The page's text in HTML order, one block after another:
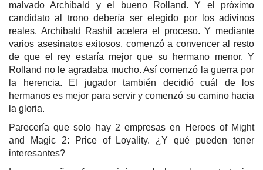
malvado Archibald y el bueno Rolland. Y el próximo
candidato al trono debería ser elegido por los adivinos
reales. Archibald Rashil acelera el proceso. Y mediante
varios asesinatos exitosos, comenzó a convencer al resto
de que el rey estaría mejor que su hermano menor. Y
Rolland no le agradaba mucho. Así comenzó la guerra por
la herencia. El jugador también decidió cuál de los
hermanos es mejor para servir y comenzó su camino hacia
la gloria.
Parecería que solo hay 2 empresas en Heroes of Might
and Magic 2: Price of Loyality. ¿Y qué pueden tener
interesantes?